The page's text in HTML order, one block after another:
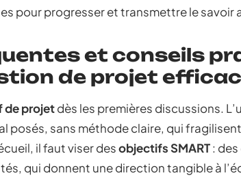
pour progresser et transmettre le savoir
et conseils
de projet
de projetdès les premières discussions.
posés, sans méthode claire, qui
il faut viser desobjectifs SMART:
qui donnent une direction tangible à